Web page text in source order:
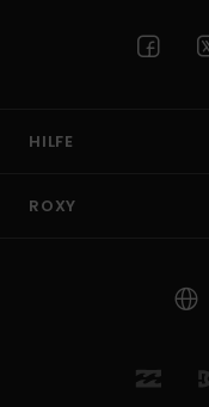
HILFE
ROXY